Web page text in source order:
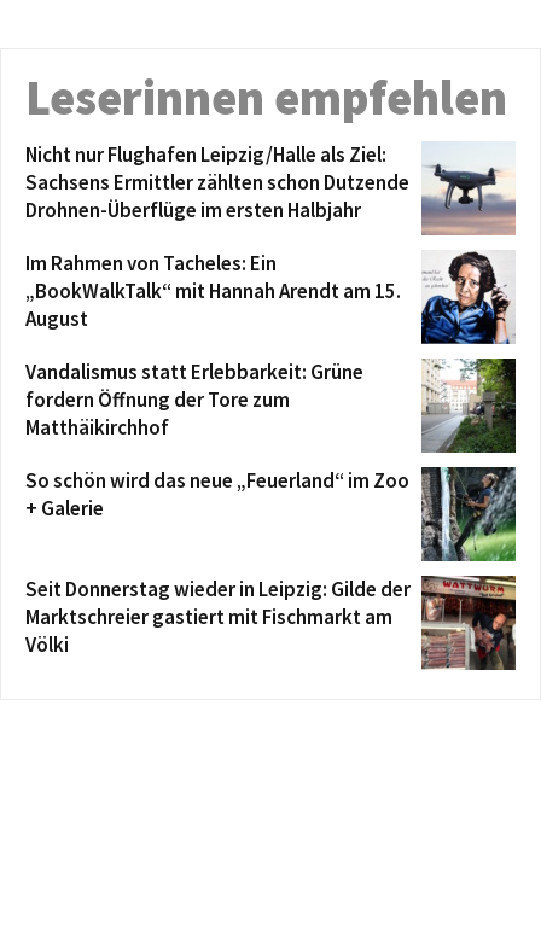
Leserinnen empfehlen
Nicht nur Flughafen Leipzig/Halle als Ziel:
Sachsens Ermittler zählten schon Dutzende
Drohnen-Überflüge im ersten Halbjahr
Im Rahmen von Tacheles: Ein
„BookWalkTalk“ mit Hannah Arendt am 15.
August
Vandalismus statt Erlebbarkeit: Grüne
fordern Öffnung der Tore zum
Matthäikirchhof
So schön wird das neue „Feuerland“ im Zoo
+ Galerie
Seit Donnerstag wieder in Leipzig: Gilde der
Marktschreier gastiert mit Fischmarkt am
Völki